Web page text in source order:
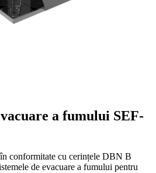
a fumului SEF-
conformitate cu cerințele DBN B
de evacuare a fumului pentru